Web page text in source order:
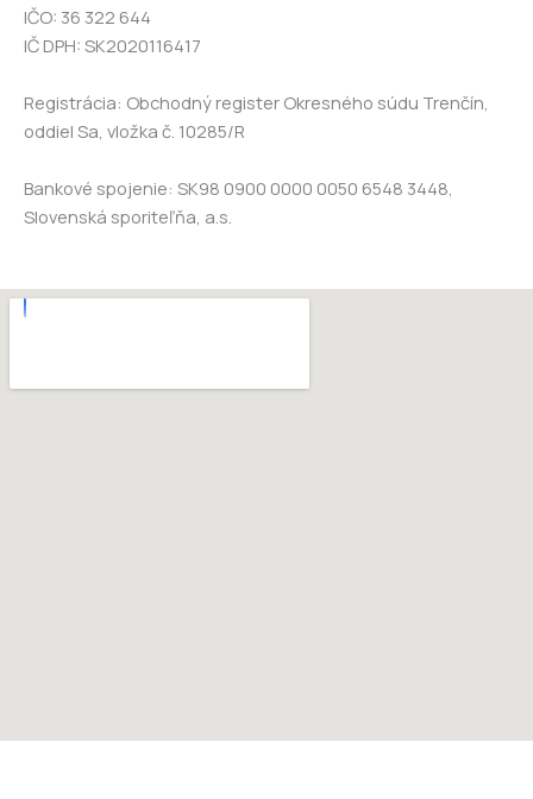
IČO: 36 322 644
IČ DPH: SK2020116417
Registrácia: Obchodný register Okresného súdu Trenčín,
oddiel Sa, vložka č. 10285/R
Bankové spojenie: SK98 0900 0000 0050 6548 3448,
Slovenská sporiteľňa, a.s.